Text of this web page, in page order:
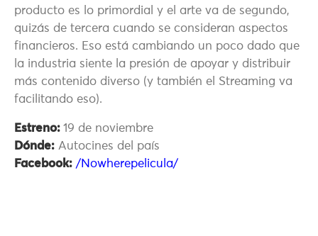
producto es lo primordial y el arte va de segundo,
quizás de tercera cuando se consideran aspectos
financieros. Eso está cambiando un poco dado que
la industria siente la presión de apoyar y distribuir
más contenido diverso (y también el Streaming va
facilitando eso).
Estreno: 19 de noviembre
Dónde: Autocines del país
Facebook: /Nowherepelicula/